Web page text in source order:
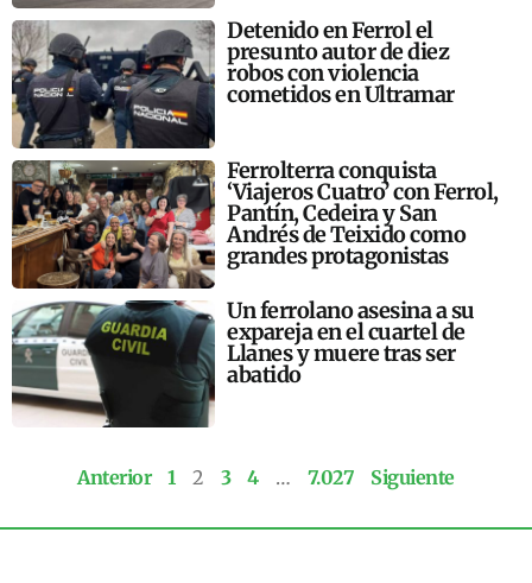
Detenido en Ferrol el
presunto autor de diez
robos con violencia
cometidos en Ultramar
Ferrolterra conquista
‘Viajeros Cuatro’ con Ferrol,
Pantín, Cedeira y San
Andrés de Teixido como
grandes protagonistas
Un ferrolano asesina a su
expareja en el cuartel de
Llanes y muere tras ser
abatido
Anterior 1 2 3 4 … 7.027 Siguiente